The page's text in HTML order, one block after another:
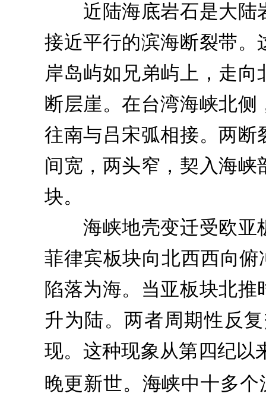
近陆海底岩石是大陆
接近平行的滨海断裂带
岸岛屿如兄弟屿上，走
断层崖。在台湾海峡北
往南与吕宋弧相接。两
间宽，两头窄，契入海
块。
海峡地壳变迁受欧亚
菲律宾板块向北西西向
陷落为海。当亚板块北
升为陆。两者周期性反
现。这种现象从第四纪以
晚更新世。海峡中十多个